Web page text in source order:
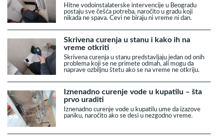
Hitne vodoinstalaterske intervencije u Beogradu
postaju sve češća potreba, naročito u gradu koji
nikada ne spava. Cevi ne biraju ni vreme ni dan.
Skrivena curenja u stanu i kako ih na
vreme otkriti
Skrivena curenja u stanu predstavljaju jedan od onih
problema koji se ne primete odmah, ali mogu da
naprave ozbiljnu štetu ako se na vreme ne otkriju.
Iznenadno curenje vode u kupatilu – šta
prvo uraditi
Iznenadno curenje vode u kupatilu ume da izazove
paniku, naročito ako se desi u nezgodno vreme.